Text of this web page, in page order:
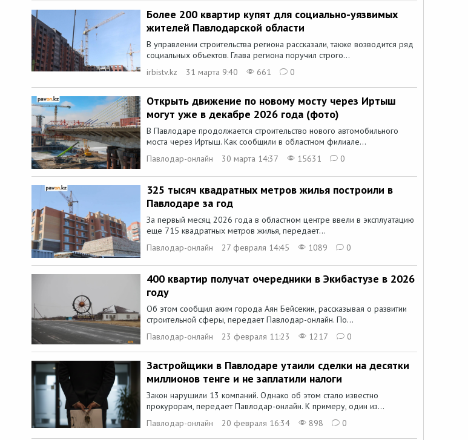
Более 200 квартир купят для социально-уязвимых
жителей Павлодарской области
В управлении строительства региона рассказали, также возводится ряд
социальных объектов. Глава региона поручил строго...
irbistv.kz
31 марта 9:40 661 0
Открыть движение по новому мосту через Иртыш
могут уже в декабре 2026 года (фото)
В Павлодаре продолжается строительство нового автомобильного
моста через Иртыш. Как сообщили в областном филиале...
Павлодар-онлайн
30 марта 14:37 15631 0
325 тысяч квадратных метров жилья построили в
Павлодаре за год
За первый месяц 2026 года в областном центре ввели в эксплуатацию
еще 715 квадратных метров жилья, передает...
Павлодар-онлайн
27 февраля 14:45 1089 0
400 квартир получат очередники в Экибастузе в 2026
году
Об этом сообщил аким города Аян Бейсекин, рассказывая о развитии
строительной сферы, передает Павлодар-онлайн. По...
Павлодар-онлайн
23 февраля 11:23 1217 0
Застройщики в Павлодаре утаили сделки на десятки
миллионов тенге и не заплатили налоги
Закон нарушили 13 компаний. Однако об этом стало известно
прокурорам, передает Павлодар-онлайн. К примеру, один из...
Павлодар-онлайн
20 февраля 16:34 898 0